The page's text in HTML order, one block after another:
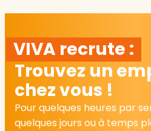
VIVA recrute :
Trouvez un
chez vous !
Pour quelques heures par
quelques jours ou à temps